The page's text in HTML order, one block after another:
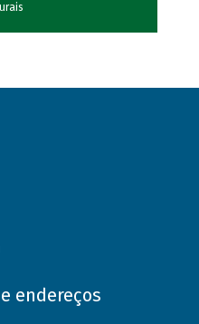
endereços